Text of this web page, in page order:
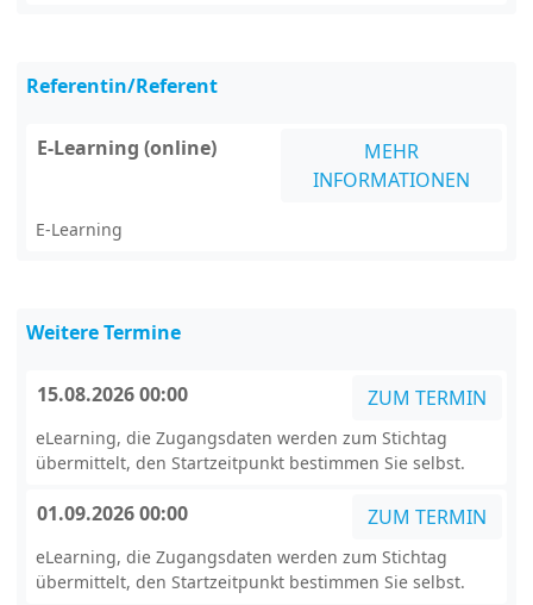
Referentin/Referent
E-Learning (online)
MEHR
INFORMATIONEN
E-Learning
Weitere Termine
15.08.2026 00:00 ZUM TERMIN
eLearning, die Zugangsdaten werden zum Stichtag
übermittelt, den Startzeitpunkt bestimmen Sie selbst.
01.09.2026 00:00 ZUM TERMIN
eLearning, die Zugangsdaten werden zum Stichtag
übermittelt, den Startzeitpunkt bestimmen Sie selbst.